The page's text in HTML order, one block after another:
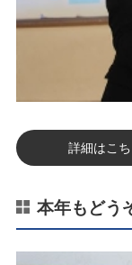
詳細はこち
本年もどう